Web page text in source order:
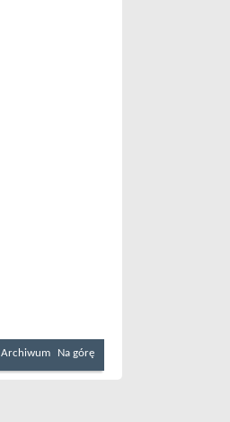
Archiwum Na górę